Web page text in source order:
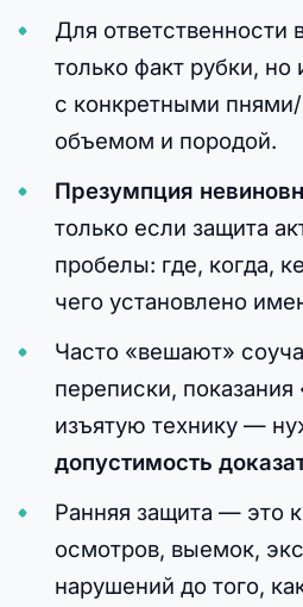
Для ответственности
только факт рубки, но
с конкретными
объемом и породой.
Презумпция
только если защита
пробелы: где, когда,
чего установлено
Часто «вешают»
переписки,
изъятую технику —
допустимость
Ранняя защита — это
осмотров, выемок,
нарушений до того,